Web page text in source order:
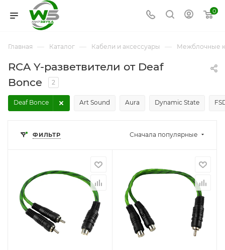
0
Главная — Каталог — Кабели и аксессуары — Межблочные
RCA Y-разветвители от Deaf
Bonce
2
Art Sound Aura
Deaf Bonce Dynamic State
ФИЛЬТР Сначала популярные